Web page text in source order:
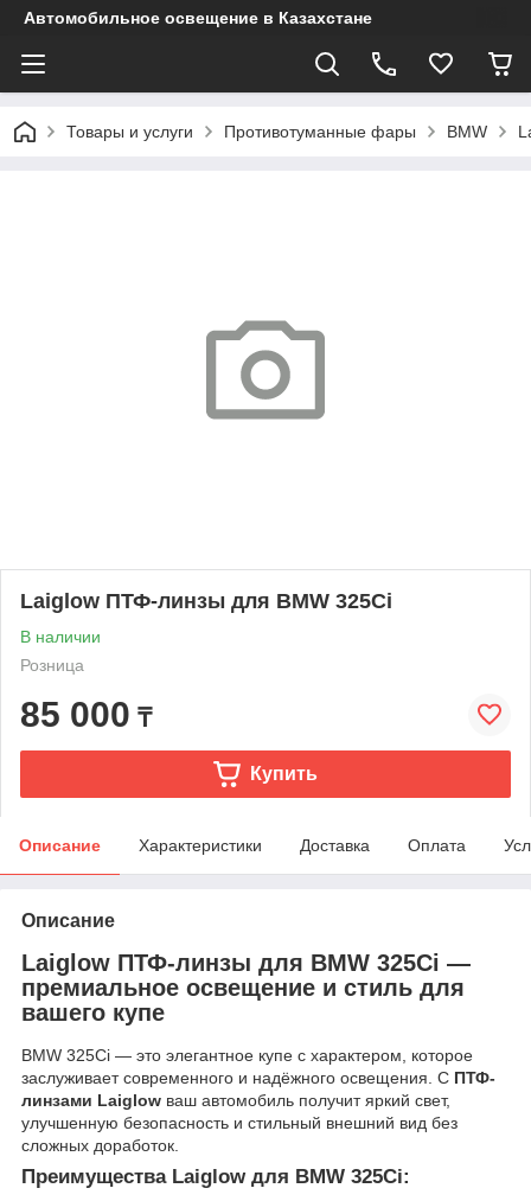
Автомобильное освещение в Казахстане
Товары и услуги Противотуманные фары BMW
Laiglow ПТФ-линзы для BMW 325Ci
В наличии
Розница
85 000 ₸
Купить
Описание Характеристики Доставка Оплата
Описание
Laiglow ПТФ-линзы для BMW 325Ci —
премиальное освещение и стиль для
вашего купе
BMW 325Ci — это элегантное купе с характером, которое
заслуживает современного и надёжного освещения. С ПТФ-
линзами Laiglow ваш автомобиль получит яркий свет,
улучшенную безопасность и стильный внешний вид без
сложных доработок.
Преимущества Laiglow для BMW 325Ci: